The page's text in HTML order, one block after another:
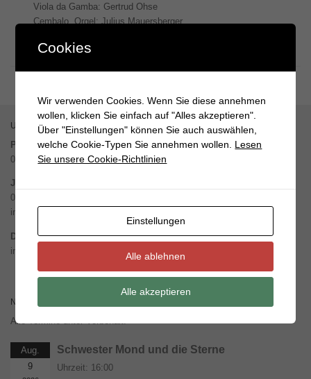
Viola da Gamba: Gertrud Ohse
Cembalo, Orgel: Julius Mauersberger
UNSERE NÄCHSTEN GOTTESDIENSTE
Pasewalk – Marienkirche
09. August – 10 Uhr
Jatznick / Belling
09. August – 16 Uhr Konzert aus der Konzertreihe „Dorfkircheklingt“
in
Dargitz-Stolzenburg
in Planung
NÄCHSTE VERANSTALTUNGEN
Alle Termine unter Vorbehalt.
Aug.
9
Schwester Mond und die Sterne
Uhrzeit: 16:00
Cookies
Wir verwenden Cookies. Wenn Sie diese annehmen
wollen, klicken Sie einfach auf "Alles akzeptieren".
Über "Einstellungen" können Sie auch auswählen,
welche Cookie-Typen Sie annehmen wollen. Lesen
Sie unsere Cookie-Richtlinien
Einstellungen
Alle ablehnen
Alle akzeptieren